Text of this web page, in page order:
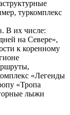
туркомплекс
В их числе:
на Севере»,
к коренному
«Легенды
«Тропа
лыжи